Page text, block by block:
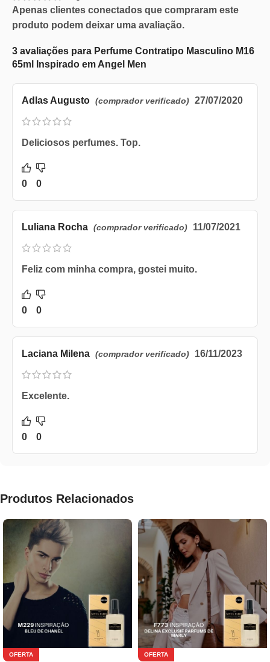
3 avaliações para Perfume Contratipo Masculino M16
65ml Inspirado em Angel Men
Adlas Augusto (comprador verificado) 27/07/2020
Deliciosos perfumes. Top.
0 0
Luliana Rocha (comprador verificado) 11/07/2021
Feliz com minha compra, gostei muito.
0 0
Laciana Milena (comprador verificado) 16/11/2023
Excelente.
0 0
Apenas clientes conectados que compraram este
produto podem deixar uma avaliação.
Produtos Relacionados
OFERTA OFERTA